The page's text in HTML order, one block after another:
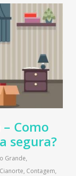
Como
segura?
Grande,
Cianorte, Contagem,